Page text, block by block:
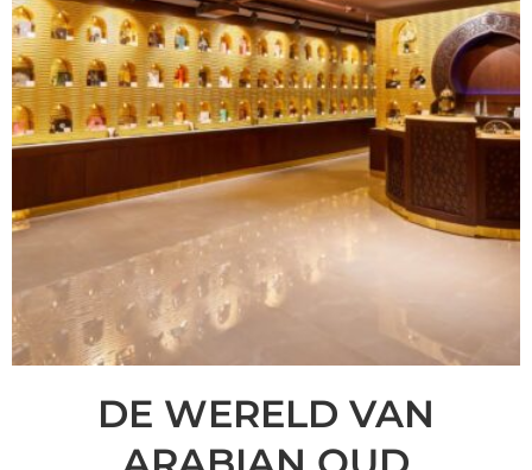
DE WERELD VAN